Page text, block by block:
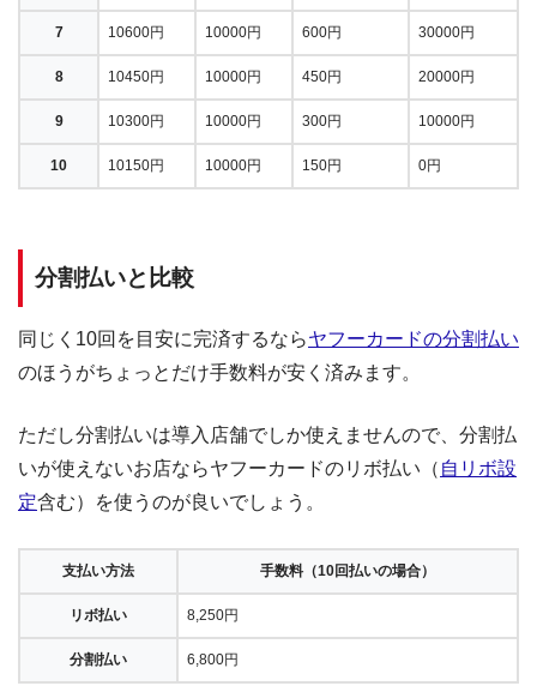
7 10600円 10000円 600円 30000円
8 10450円 10000円 450円 20000円
9 10300円 10000円 300円 10000円
10 10150円 10000円 150円 0円
分割払いと比較
同じく10回を目安に完済するならヤフーカードの分割払い
のほうがちょっとだけ手数料が安く済みます。
ただし分割払いは導入店舗でしか使えませんので、分割払
いが使えないお店ならヤフーカードのリボ払い（ 自リボ設
定含む）を使うのが良いでしょう。
支払い方法 手数料（10回払いの場合）
リボ払い 8,250円
分割払い 6,800円